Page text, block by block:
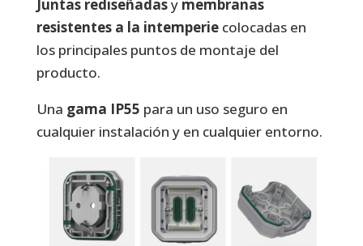
Juntas rediseñadasy membranas
resistentes a la intemperiecolocadas en
los principales puntos de montaje del
producto.
Una gama IP55 para un uso seguro en
cualquier instalación y en cualquier entorno.